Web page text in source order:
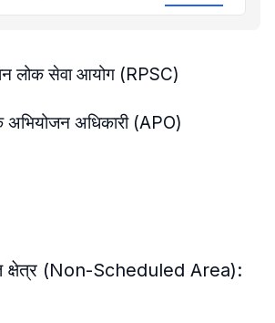
लोक सेवा आयोग (RPSC)
अभियोजन अधिकारी (APO)
क्षेत्र (Non-Scheduled Area):